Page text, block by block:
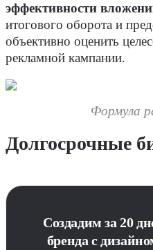
эффективности
итогового оборота и
объективно оценить
рекламной кампании.
Формула
Долгосрочные
Создадим за 20
бренда с